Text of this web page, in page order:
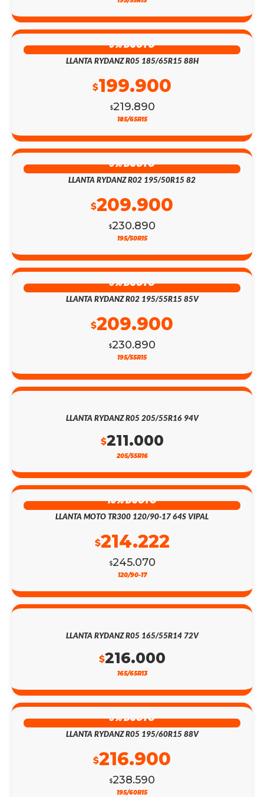
9% DSCTO
LLANTA RYDANZ R05 185/65R15 88H
$219.890
$199.900
185/65R15
9% DSCTO
LLANTA RYDANZ R02 195/50R15 82
$230.890
$209.900
195/50R15
9% DSCTO
LLANTA RYDANZ R02 195/55R15 85V
$230.890
$209.900
195/55R15
LLANTA RYDANZ R05 205/55R16 94V
$211.000
205/55R16
13% DSCTO
LLANTA MOTO TR300 120/90-17 64S VIPAL
$245.070
$214.222
120/90-17
LLANTA RYDANZ R05 165/55R14 72V
$216.000
165/65R13
9% DSCTO
LLANTA RYDANZ R05 195/60R15 88V
$238.590
$216.900
195/60R15